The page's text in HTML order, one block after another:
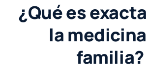
¿Qué es
la
familia?